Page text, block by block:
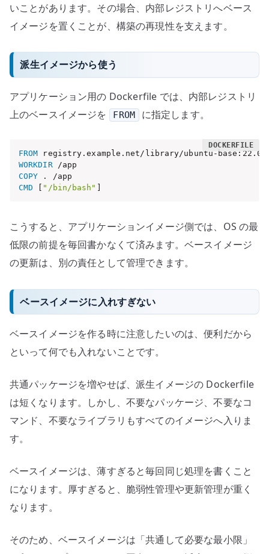
いことがあります。その場合、内部レジストリへベース
イメージを置くことが、構築の再現性を支えます。
派生イメージから使う
アプリケーション用の Dockerfile では、内部レジストリ
上のベースイメージを
FROM に指定します。
FROM registry.example.net/library/ubuntu-
WORKDIR /app
COPY . /app
CMD
"/bin/bash"
こうすると、アプリケーションイメージ側では、OS の最
低限の前提を毎回書かなくて済みます。ベースイメージ
の更新は、別の責任として管理できます。
ベースイメージに入れすぎない
ベースイメージを作る時に注意したいのは、便利だから
といって何でも入れないことです。
共通パッケージを増やせば、派生イメージの Dockerfile
は短くなります。しかし、不要なパッケージ、不要なコ
マンド、不要なライブラリもすべてのイメージへ入りま
す。
ベースイメージは、薄すぎると毎回同じ処理を書くこと
になります。厚すぎると、脆弱性管理や更新管理が重く
なります。
そのため、ベースイメージは「共通して必要な最小限」